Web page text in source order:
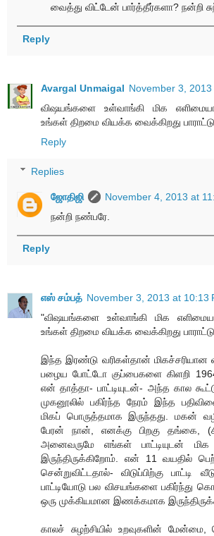
வைத்து விட்டேன் பார்த்தீர்களா? நன்றி
Reply
Avargal Unmaigal November 3, 2013
விஷயங்களை உள்வாங்கி மிக
உங்கள் திறமை வியக்க வைக்கிறது
Reply
Replies
ஜோதிஜி
November 4, 2013 at
நன்றி நண்பரே.
Reply
எஸ் சம்பத் November 3, 2013 at 10:13
"விஷயங்களை உள்வாங்கி மிக
உங்கள் திறமை வியக்க வைக்கிறது
இந்த இரண்டு வரிகள்தான் மிகச்சரியான
பழைய போட்டோ குப்பைகளை கிளறி
என் தாத்தா- பாட்டியுடன்- அந்த கால
முகனூலில் பகிர்ந்த நேரம் இந்த
மிகப் பொருத்தமாக இருந்தது. மகன்
பேரன் நான், எனக்கு பிறகு தங்கை,
அனைவருமே எங்கள் பாட்டியுடன்
இருந்திருக்கிறோம். என் 11 வயதில்
சென்றுவிட்டதால்- விடுப்பிற்கு பாட்டி
பாட்டியோடு பல விசயங்களை பகிர்ந்து
ஒரு முக்கியமான இணக்கமாக
காலச் சுழற்சியில் உறவுகளின்